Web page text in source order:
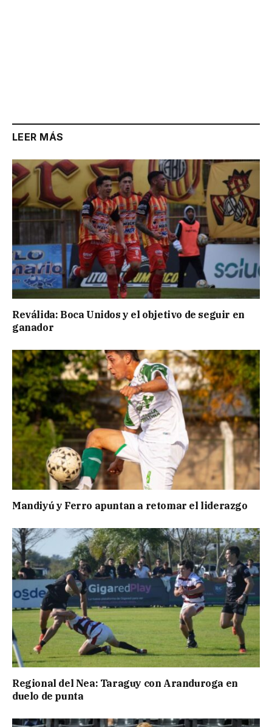
LEER MÁS
Reválida: Boca Unidos y el objetivo de seguir en
ganador
Mandiyú y Ferro apuntan a retomar el liderazgo
Regional del Nea: Taraguy con Aranduroga en
duelo de punta